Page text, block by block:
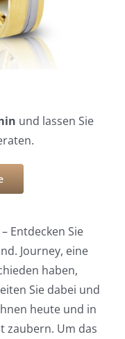
und lassen Sie
Entdecken Sie
Journey, eine
haben,
Sie dabei und
heute und in
zaubern. Um das